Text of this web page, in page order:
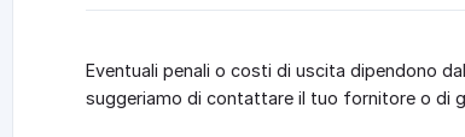
Eventuali penali o costi di uscita dipendono
suggeriamo di contattare il tuo fornitore o di